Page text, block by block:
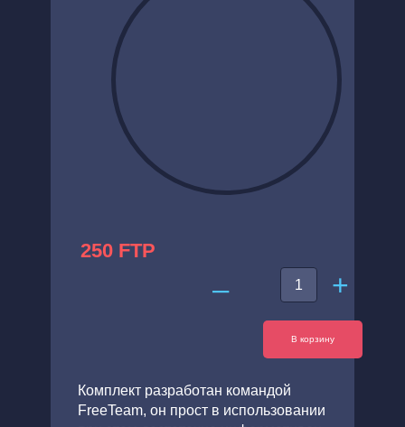
250 FTP
+
В корзину
–
Комплект разработан командой
FreeTeam, он прост в использовании